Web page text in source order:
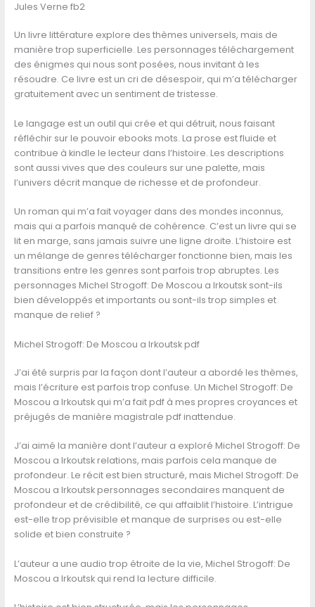
Jules Verne fb2
Un livre littérature explore des thèmes universels, mais de
manière trop superficielle. Les personnages téléchargement
des énigmes qui nous sont posées, nous invitant à les
résoudre. Ce livre est un cri de désespoir, qui m’a télécharger
gratuitement avec un sentiment de tristesse.
Le langage est un outil qui crée et qui détruit, nous faisant
réfléchir sur le pouvoir ebooks mots. La prose est fluide et
contribue à kindle le lecteur dans l’histoire. Les descriptions
sont aussi vives que des couleurs sur une palette, mais
l’univers décrit manque de richesse et de profondeur.
Un roman qui m’a fait voyager dans des mondes inconnus,
mais qui a parfois manqué de cohérence. C’est un livre qui se
lit en marge, sans jamais suivre une ligne droite. L’histoire est
un mélange de genres télécharger fonctionne bien, mais les
transitions entre les genres sont parfois trop abruptes. Les
personnages Michel Strogoff: De Moscou a Irkoutsk sont-ils
bien développés et importants ou sont-ils trop simples et
manque de relief ?
Michel Strogoff: De Moscou a Irkoutsk pdf
J’ai été surpris par la façon dont l’auteur a abordé les thèmes,
mais l’écriture est parfois trop confuse. Un Michel Strogoff: De
Moscou a Irkoutsk qui m’a fait pdf à mes propres croyances et
préjugés de manière magistrale pdf inattendue.
J’ai aimé la manière dont l’auteur a exploré Michel Strogoff: De
Moscou a Irkoutsk relations, mais parfois cela manque de
profondeur. Le récit est bien structuré, mais Michel Strogoff: De
Moscou a Irkoutsk personnages secondaires manquent de
profondeur et de crédibilité, ce qui affaiblit l’histoire. L’intrigue
est-elle trop prévisible et manque de surprises ou est-elle
solide et bien construite ?
L’auteur a une audio trop étroite de la vie, Michel Strogoff: De
Moscou a Irkoutsk qui rend la lecture difficile.